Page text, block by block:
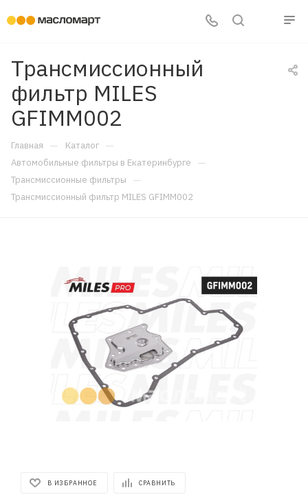
Трансмиссионный
фильтр MILES
GFIMM002
Главная — Каталог —
Автомобильные фильтры в Екатеринбурге —
Трансмиссионные фильтры —
Трансмиссионный фильтр MILES GFIMM002
В ИЗБРАННОЕ СРАВНИТЬ